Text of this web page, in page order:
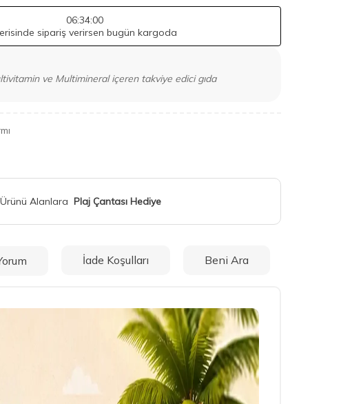
06:33:58
sipariş verirsen bugün kargoda
ve Multimineral içeren takviye edici gıda
Alanlara Plaj Çantası Hediye
İade Koşulları Beni Ara